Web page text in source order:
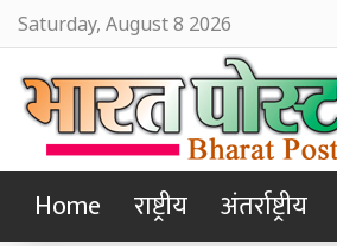
Saturday, August 8 2026
Home राष्ट्रीय अंतर्राष्ट्रीय